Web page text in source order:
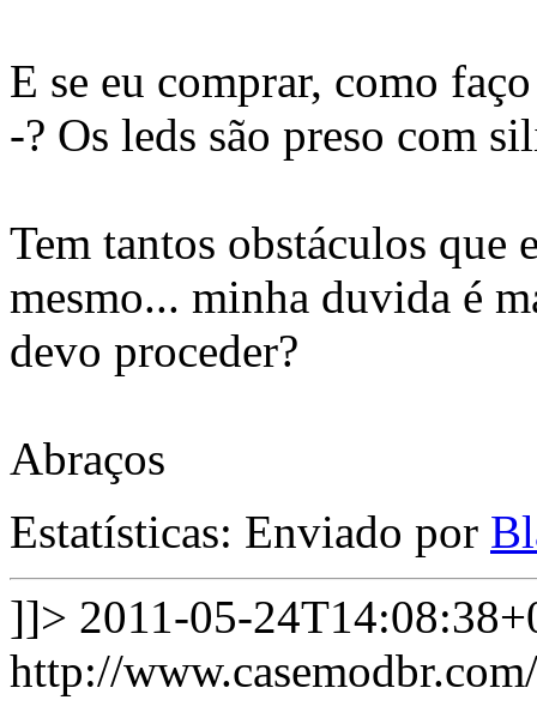
E se eu comprar, como
-? Os leds são preso com
Tem tantos obstáculos que
mesmo... minha duvida é
devo proceder?
Abraços
Estatísticas: Enviado por
]]> 2011-05-
http://